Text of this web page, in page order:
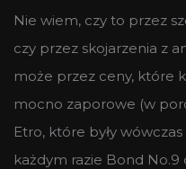
Nie wiem, czy to przez
czy przez skojarzenia z
może przez ceny, które
mocno zaporowe (w
Etro, które były
każdym razie Bond